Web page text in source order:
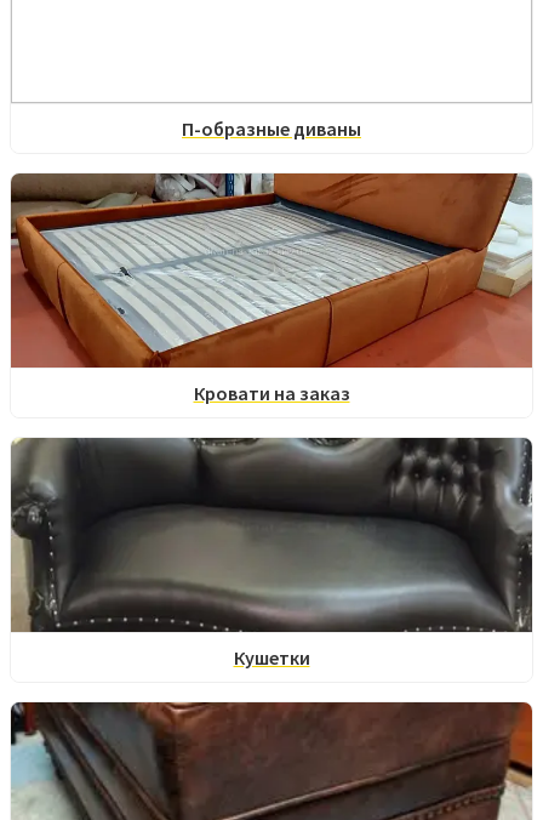
П-образные диваны
Кровати на заказ
Кушетки